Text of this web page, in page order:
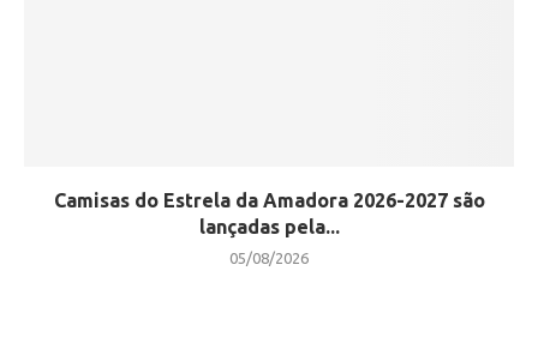
Camisas do Estrela da Amadora 2026-2027 são
lançadas pela...
05/08/2026